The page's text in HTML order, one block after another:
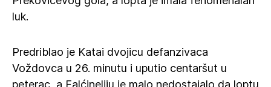
luk.
Predriblao je Katai dvojicu defanzivaca
Voždovca u 26. minutu i uputio centaršut u
peterac, a Falćineliju je malo nedostajalo da loptu